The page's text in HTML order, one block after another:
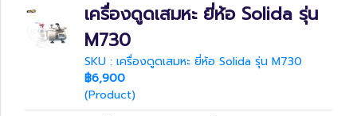
เครื่องดูดเสมหะ ยี่ห้อ Solida รุ่น
M730
SKU : เครื่องดูดเสมหะ ยี่ห้อ Solida รุ่น M730
฿6,900
(Product)